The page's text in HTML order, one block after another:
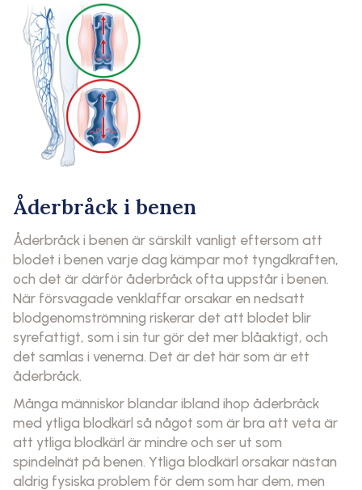
Åderbråck i benen
Åderbråck i benen är särskilt vanligt eftersom att
blodet i benen varje dag kämpar mot tyngdkraften,
och det är därför åderbråck ofta uppstår i benen.
När försvagade venklaffar orsakar en nedsatt
blodgenomströmning riskerar det att blodet blir
syrefattigt, som i sin tur gör det mer blåaktigt, och
det samlas i venerna. Det är det här som är ett
åderbråck.
Många människor blandar ibland ihop åderbråck
med ytliga blodkärl så något som är bra att veta är
att ytliga blodkärl är mindre och ser ut som
spindelnät på benen. Ytliga blodkärl orsakar nästan
aldrig fysiska problem för dem som har dem, men